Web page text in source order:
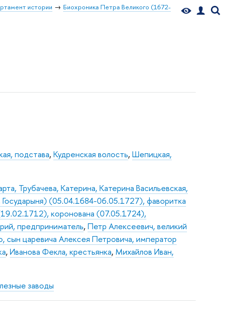
истории
Биохроника Петра Великого (1672-
подстава,Кудренская волость,Шепицкая,
Трубачева, Катерина, Катерина Васильевская,
(05.04.1684-06.05.1727), фаворитка
коронована (07.05.1724),
предприниматель,Петр Алексеевич, великий
царевича Алексея Петровича, император
,Иванова Фекла, крестьянка, Михайлов Иван,
заводы